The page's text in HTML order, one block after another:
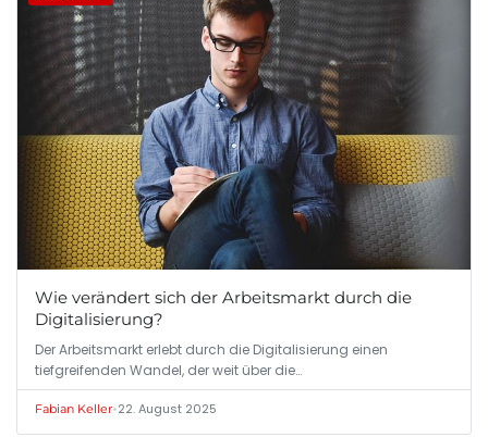
Wie verändert sich der Arbeitsmarkt durch die
Digitalisierung?
Der Arbeitsmarkt erlebt durch die Digitalisierung einen
tiefgreifenden Wandel, der weit über die…
Fabian Keller•22. August 2025